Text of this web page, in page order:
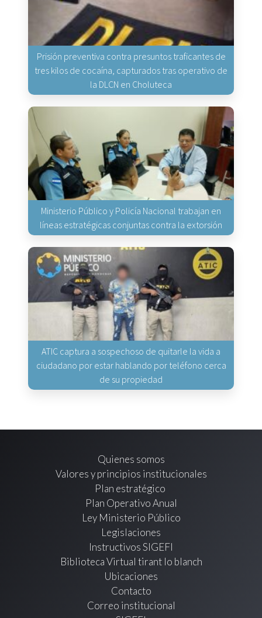
Prisión preventiva contra presuntos traficantes de
tres kilos de cocaína, capturados tras operativo de
la DLCN en Choluteca
Ministerio Público y Policía Nacional trabajan en
líneas estratégicas conjuntas contra la extorsión
ATIC captura a sospechoso de quitarle la vida a
ciudadano por estar hablando por teléfono cerca
de su propiedad
Quienes somos
Valores y principios institucionales
Plan estratégico
Plan Operativo Anual
Ley Ministerio Público
Legislaciones
Instructivos SIGEFI
Biblioteca Virtual tirant lo blanch
Ubicaciones
Contacto
Correo institucional